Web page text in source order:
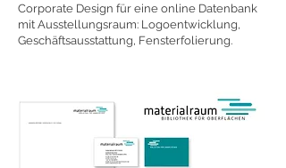
Corporate Design für eine online Datenbank
mit Ausstellungsraum: Logoentwicklung,
Geschäftsausstattung, Fensterfolierung.